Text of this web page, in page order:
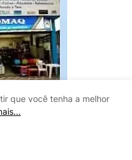
que você tenha a melhor